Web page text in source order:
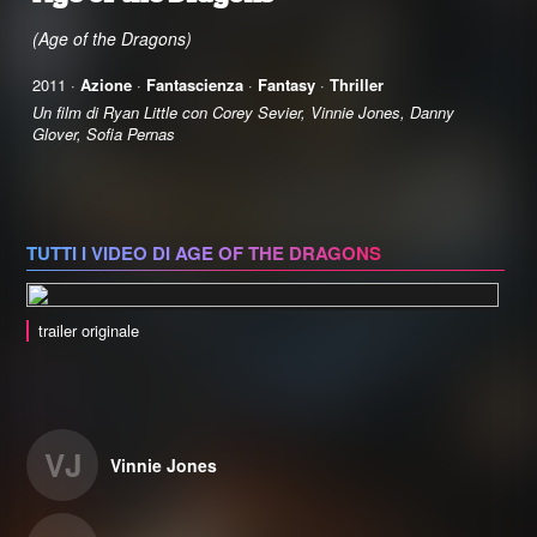
(Age of the Dragons)
2011 · Azione· Fantascienza· Fantasy· Thriller
Un film di Ryan Little con Corey Sevier, Vinnie Jones, Danny
Glover, Sofia Pernas
TUTTI I VIDEO DI AGE OF THE DRAGONS
trailer originale
VJ Vinnie Jones